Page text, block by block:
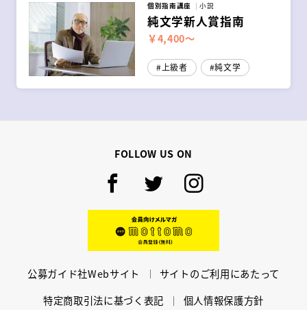
個別指南講座 小説
純文学新人賞指南
￥4,400～
上級者 純文学
FOLLOW US ON
Facebook
TwitterInstagram
公募ガイド社Webサイト
サイトのご利用にあたって
特定商取引法に基づく表記
個人情報保護方針